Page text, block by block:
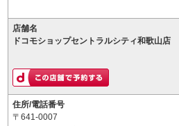
店舗名
ドコモショップセントラルシティ和歌山店
住所/電話番号
〒641-0007